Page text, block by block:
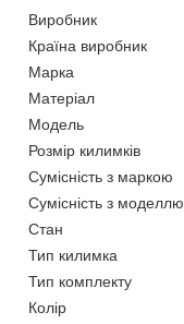
Виробник
Країна виробник
Марка
Матеріал
Модель
Розмір килимків
Сумісність з маркою
Сумісність з моделлю
Стан
Тип килимка
Тип комплекту
Колір